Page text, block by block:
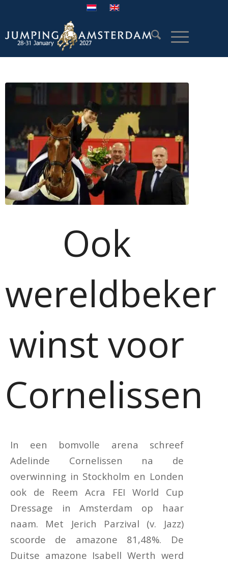
Ook
wereldbeker
winst voor
Cornelissen
In een bomvolle arena schreef
Adelinde Cornelissen na de
overwinning in Stockholm en Londen
ook de Reem Acra FEI World Cup
Dressage in Amsterdam op haar
naam. Met Jerich Parzival (v. Jazz)
scoorde de amazone 81,48%. De
Duitse amazone Isabell Werth werd